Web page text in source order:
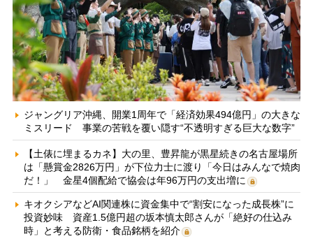
ジャングリア沖縄、開業1周年で「経済効果494億円」の大きな
ミスリード 事業の苦戦を覆い隠す“不透明すぎる巨大な数字”
【土俵に埋まるカネ】大の里、豊昇龍が黒星続きの名古屋場所
は「懸賞金2826万円」が下位力士に渡り「今日はみんなで焼肉
だ！」 金星4個配給で協会は年96万円の支出増に
キオクシアなどAI関連株に資金集中で“割安になった成長株”に
投資妙味 資産1.5億円超の坂本慎太郎さんが「絶好の仕込み
時」と考える防衛・食品銘柄を紹介